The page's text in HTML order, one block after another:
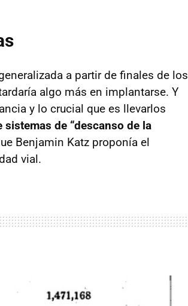
a partir de finales de los
algo más en implantarse. Y
y lo crucial que es llevarlos
de “descanso de la
Benjamin Katz proponía el
vial.